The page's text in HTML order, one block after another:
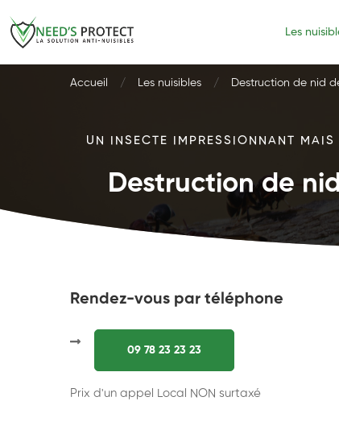
Les
Accueil Les nuisibles Destruction de nid
UN INSECTE IMPRESSIONNANT
Destruction de
Rendez-vous par téléphone
09 78 23 23 23
Prix d'un appel Local NON surtaxé